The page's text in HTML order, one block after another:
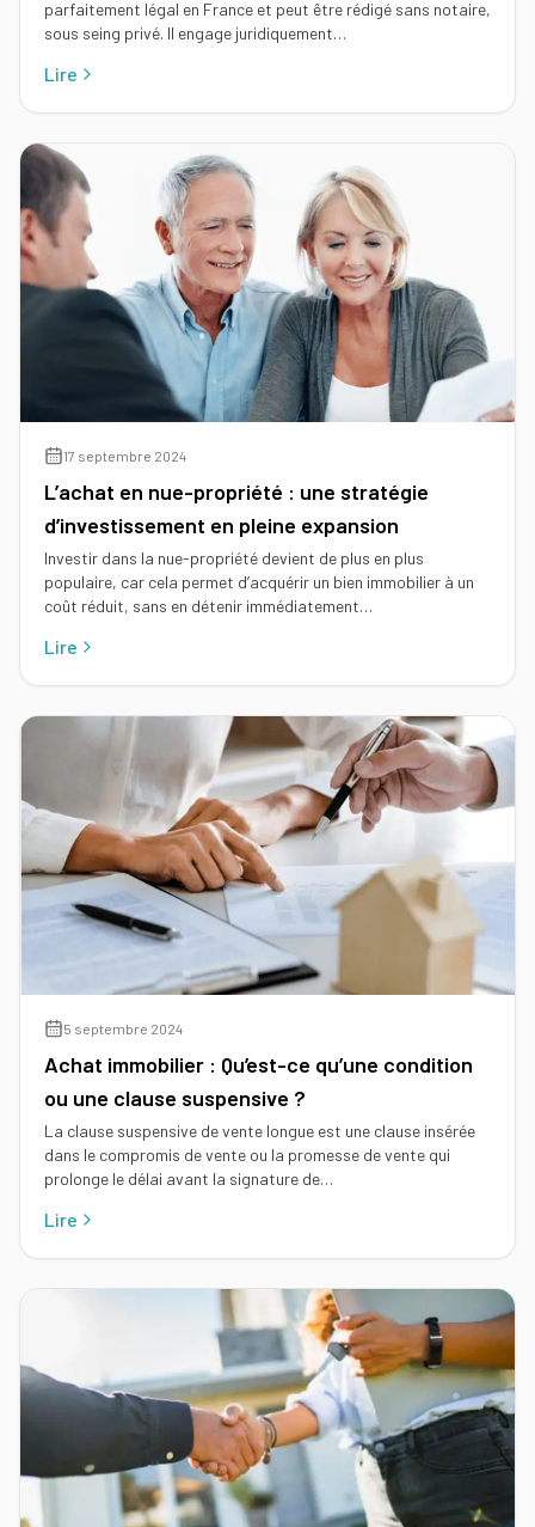
parfaitement légal en France et peut être rédigé sans notaire,
sous seing privé. Il engage juridiquement…
Lire
17 septembre 2024
L’achat en nue-propriété : une stratégie
d’investissement en pleine expansion
Investir dans la nue-propriété devient de plus en plus
populaire, car cela permet d’acquérir un bien immobilier à un
coût réduit, sans en détenir immédiatement…
Lire
5 septembre 2024
Achat immobilier : Qu’est-ce qu’une condition
ou une clause suspensive ?
La clause suspensive de vente longue est une clause insérée
dans le compromis de vente ou la promesse de vente qui
prolonge le délai avant la signature de…
Lire